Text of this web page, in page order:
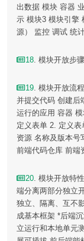
出数据 模块 容器
示 模块3 模块引擎
源） 监控 调试 统
18. 模块开放步骤
19. 模块开放流
并提交代码 创建后
运行的应用 容器
定义表单 2. 定义
资源 名称及版本号
前端代码仓库 前端
20. 模块开放特
端分离两部分独立
独立、隔离、互不
成基本框架 *后端
立运行和本地单元